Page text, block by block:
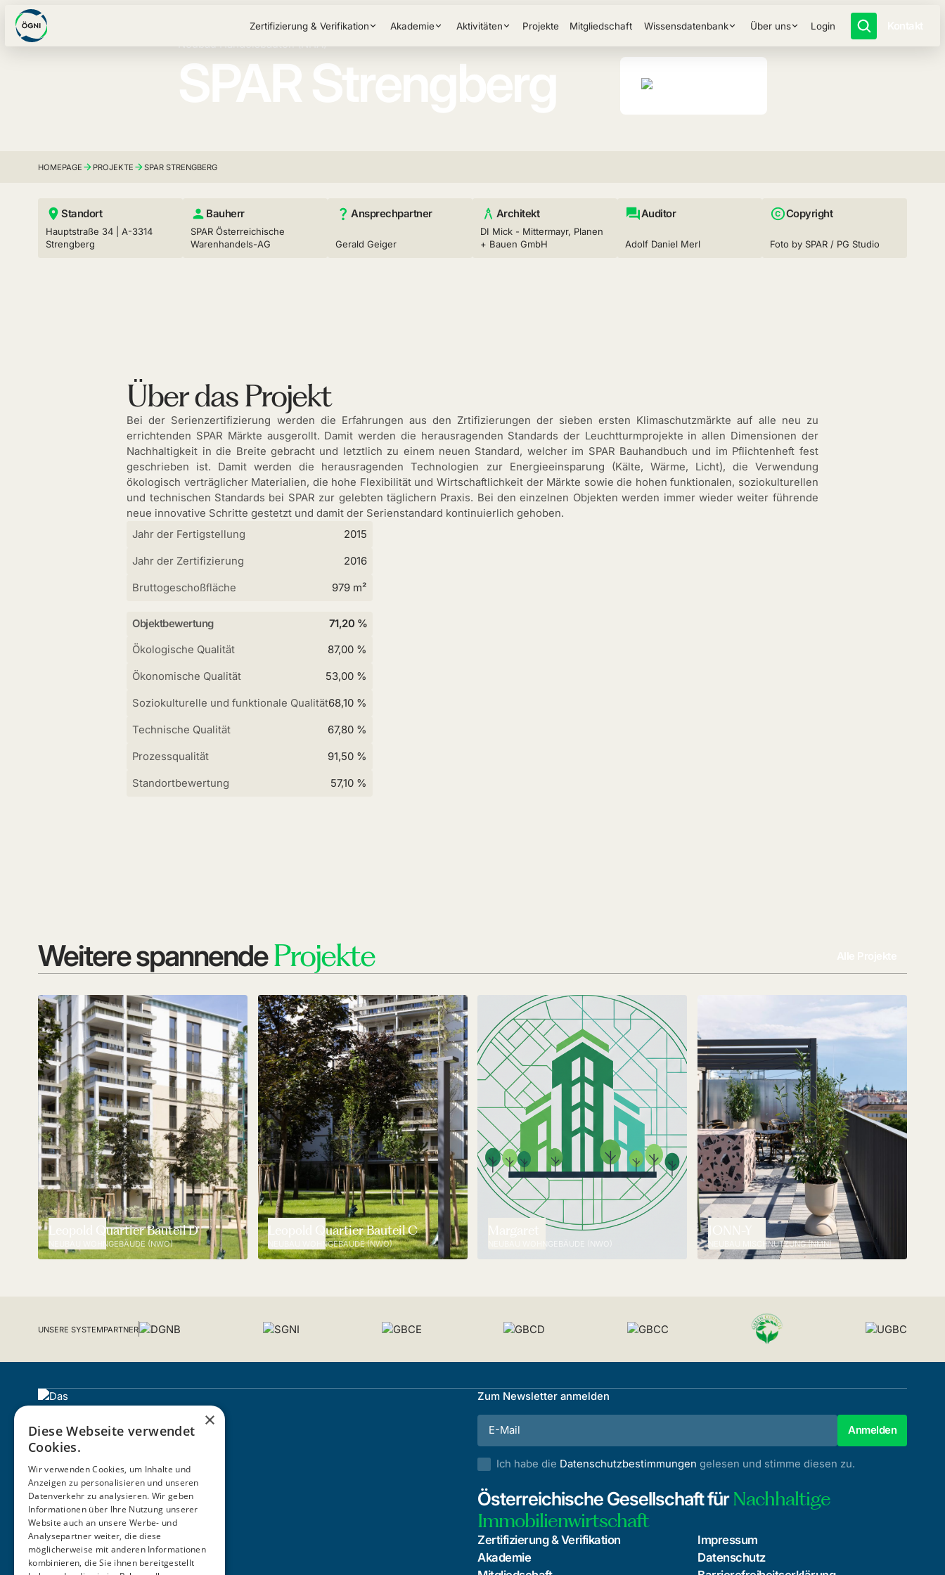
Zertifizierung & Verifikation Akademie Aktivitäten Projekte Mitgliedschaft Wissensdatenbank Über uns Login
Neubau Handelsbauten (NHA)
SPAR Strengberg
HOMEPAGE PROJEKTE SPAR STRENGBERG
Standort
Hauptstraße 34 | A-3314
Strengberg
Bauherr
SPAR Österreichische
Warenhandels-AG
Ansprechpartner
Gerald Geiger
Architekt
DI Mick - Mittermayr, Planen
+ Bauen GmbH
Auditor
Adolf Daniel Merl
Copyright
Foto by SPAR / PG Studio
Über das Projekt
Bei der Serienzertifizierung werden die Erfahrungen aus den Zrtifizierungen der sieben ersten Klimaschutzmärkte auf alle neu zu
errichtenden SPAR Märkte ausgerollt. Damit werden die herausragenden Standards der Leuchtturmprojekte in allen Dimensionen der
Nachhaltigkeit in die Breite gebracht und letztlich zu einem neuen Standard, welcher im SPAR Bauhandbuch und im Pflichtenheft fest
geschrieben ist. Damit werden die herausragenden Technologien zur Energieeinsparung (Kälte, Wärme, Licht), die Verwendung
ökologisch verträglicher Materialien, die hohe Flexibilität und Wirtschaftlichkeit der Märkte sowie die hohen funktionalen, soziokulturellen
und technischen Standards bei SPAR zur gelebten täglichern Praxis. Bei den einzelnen Objekten werden immer wieder weiter führende
neue innovative Schritte gestetzt und damit der Serienstandard kontinuierlich gehoben.
Jahr der Fertigstellung
2015
Jahr der Zertifizierung 2016
Bruttogeschoßfläche 979 m²
Objektbewertung 71,20 %
Ökologische Qualität 87,00 %
Ökonomische Qualität 53,00 %
Soziokulturelle und funktionale Qualität68,10 %
Technische Qualität 67,80 %
Prozessqualität 91,50 %
Standortbewertung 57,10 %
Weitere spannendeProjekte
Leopold Quartier Bauteil D
NEUBAU WOHNGEBÄUDE (NWO)
Leopold Quartier Bauteil C
NEUBAU WOHNGEBÄUDE (NWO) NEUBAU WOHNGEBÄUDE (NWO) NEUBAU MISCHNUTZUNG (NMN)
UNSERE SYSTEMPARTNER
ZERTIFIZIERUNG
Zum Newsletter anmelden
Ich habe die Datenschutzbestimmungen gelesen und stimme diesen zu.
Österreichische Gesellschaft fürNachhaltige
Immobilienwirtschaft
Zertifizierung & Verifikation
Akademie
Impressum
Datenschutz
×
Diese Webseite verwendet
Cookies.
Wir verwenden Cookies, um Inhalte und
Anzeigen zu personalisieren und unseren
Datenverkehr zu analysieren. Wir geben
Informationen über Ihre Nutzung unserer
Website auch an unsere Werbe- und
Analysepartner weiter, die diese
möglicherweise mit anderen Informationen
kombinieren, die Sie ihnen bereitgestellt